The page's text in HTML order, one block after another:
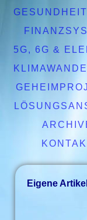
Eigene Artikel